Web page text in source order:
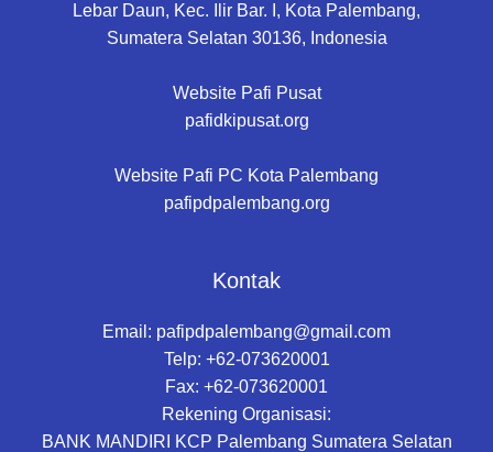
Lebar Daun, Kec. Ilir Bar. I, Kota Palembang,
Sumatera Selatan 30136, Indonesia
Website Pafi Pusat
pafidkipusat.org
Website Pafi PC Kota Palembang
pafipdpalembang.org
Kontak
Email: pafipdpalembang@gmail.com
Telp: +62-073620001
Fax: +62-073620001
Rekening Organisasi:
BANK MANDIRI KCP Palembang Sumatera Selatan